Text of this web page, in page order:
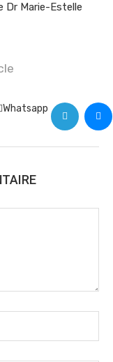
Dr Marie-Estelle
Whatsapp